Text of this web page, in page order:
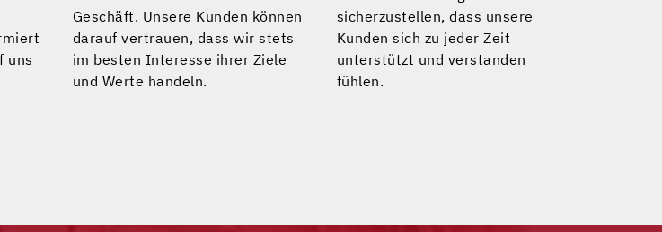
uns
Geschäft. Unsere Kunden können
darauf vertrauen, dass wir stets
im besten Interesse ihrer Ziele
und Werte handeln.
sicherzustellen, dass unsere
Kunden sich zu jeder Zeit
unterstützt und verstanden
fühlen.